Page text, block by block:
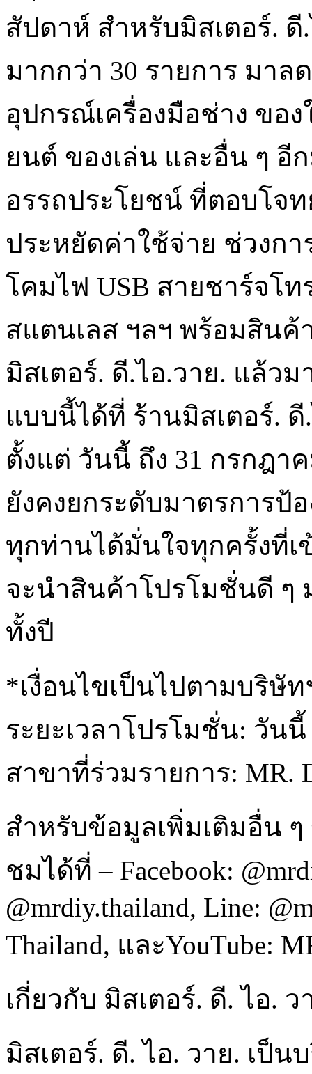
สัปดาห์ สำหรับมิสเตอร์. ดี
มากกว่า 30 รายการ มาล
อุปกรณ์เครื่องมือช่าง ขอ
ยนต์ ของเล่น และอื่น ๆ อี
อรรถประโยชน์ ที่ตอบโจ
ประหยัดค่าใช้จ่าย ช่วงก
โคมไฟ USB สายชาร์จโ
สแตนเลส ฯลฯ พร้อมสิน
มิสเตอร์. ดี.ไอ.วาย. แล้ว
แบบนี้ได้ที่ ร้านมิสเตอร์.
ตั้งแต่ วันนี้ ถึง 31 กรกฎา
ยังคงยกระดับมาตรการป้
ทุกท่านได้มั่นใจทุกครั้งที่เ
จะนำสินค้าโปรโมชั่นดี ๆ
ทั้งปี
*เงื่อนไขเป็นไปตามบริษั
ระยะเวลาโปรโมชั่น: วัน
สาขาที่ร่วมรายการ: MR.
สำหรับข้อมูลเพิ่มเติมอื่น ๆ
ชมได้ที่ – Facebook:
@mrdiy.thailand, Line:
Thailand, และYouTube:
เกี่ยวกับ มิสเตอร์. ดี. ไอ. ว
มิสเตอร์. ดี. ไอ. วาย. เป็